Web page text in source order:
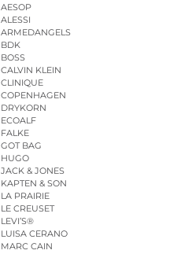
AESOP
ALESSI
ARMEDANGELS
BDK
BOSS
CALVIN KLEIN
CLINIQUE
COPENHAGEN
DRYKORN
ECOALF
FALKE
GOT BAG
HUGO
JACK & JONES
KAPTEN & SON
LA PRAIRIE
LE CREUSET
LEVI’S®
LUISA CERANO
MARC CAIN